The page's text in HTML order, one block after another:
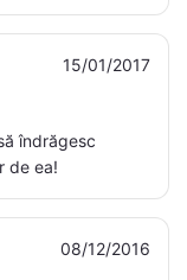
15/01/2017
îndrăgesc
de ea!
08/12/2016